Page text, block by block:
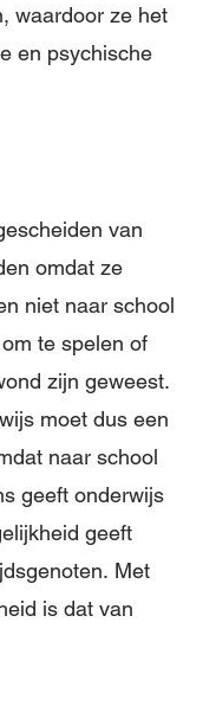
waardoor ze het
en psychische
van
omdat ze
niet naar school
te spelen of
zijn geweest.
moet dus een
naar school
geeft onderwijs
geeft
Met
is dat van